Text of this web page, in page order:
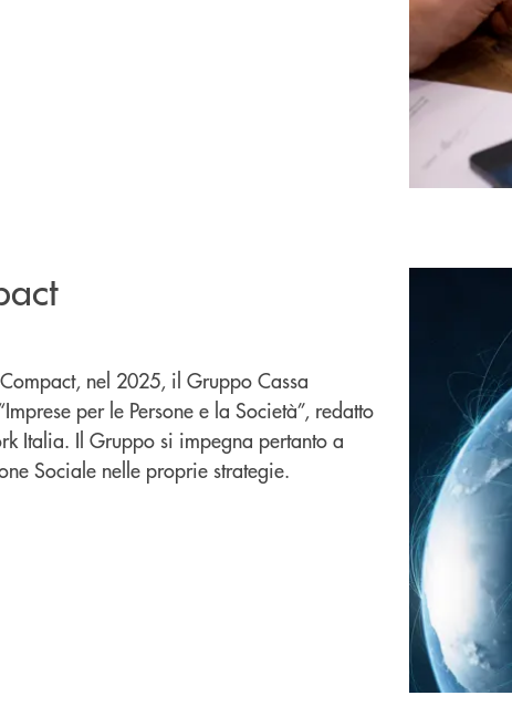
nel 2025, il Gruppo Cassa
per le Persone e la Società”, redatto
Italia. Il Gruppo si impegna pertanto a
Sociale nelle proprie strategie.